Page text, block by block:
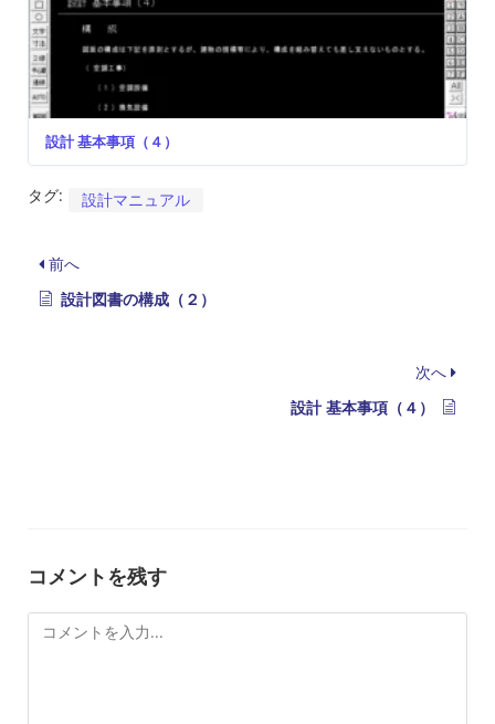
設計 基本事項（４）
タグ: 設計マニュアル
前へ
設計図書の構成（２）
次へ
設計 基本事項（４）
コメントを残す